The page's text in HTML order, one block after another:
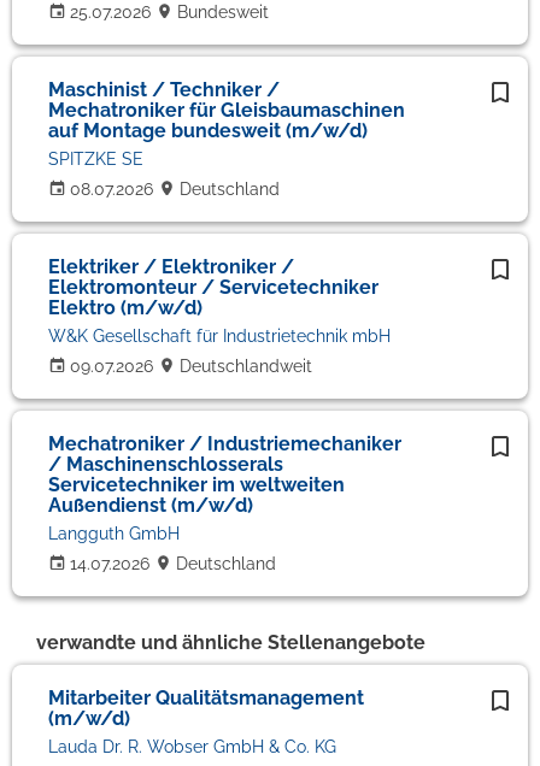
25.07.2026
Bundesweit
Maschinist / Techniker /
Mechatroniker für Gleisbaumaschinen
auf Montage bundesweit (m/w/d)
08.07.2026
SPITZKE SE
Deutschland
Elektriker / Elektroniker /
Elektromonteur / Servicetechniker
Elektro (m/w/d)
09.07.2026
W&K Gesellschaft für Industrietechnik mbH
Deutschlandweit
Mechatroniker / Industriemechaniker
/ Maschinenschlosserals
Servicetechniker im weltweiten
Außendienst (m/w/d)
14.07.2026
Langguth GmbH
Deutschland
verwandte und ähnliche Stellenangebote
Mitarbeiter Qualitätsmanagement
(m/w/d)
Lauda Dr. R. Wobser GmbH & Co. KG